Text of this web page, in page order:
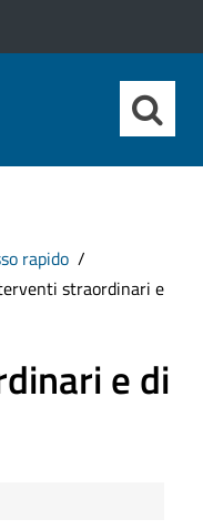
rapido
straordinari e
e di